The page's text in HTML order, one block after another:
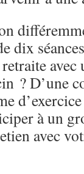
dix
? D’une
à un
avec